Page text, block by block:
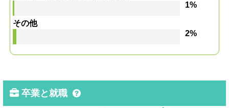
1%
その他
2%
卒業と就職